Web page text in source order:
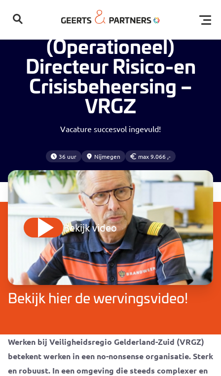
Geen resultaten gevonden
Home Vacatures
(Operationeel)
Directeur Risico-en
Crisisbeheersing –
VRGZ
Vacature succesvol ingevuld!
36 uur Nijmegen max 9.066 ,-
Bekijk hier de wervingsvideo!
Bekijk video
Werken bij Veiligheidsregio Gelderland-Zuid (VRGZ)
betekent werken in een no-nonsense organisatie. Sterk
en robuust. In een omgeving die steeds complexer en